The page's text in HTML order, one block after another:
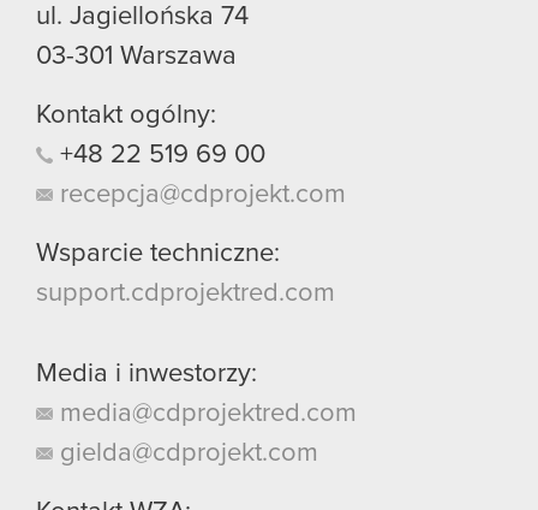
ul. Jagiellońska 74
03-301 Warszawa
Kontakt ogólny:
+48 22 519 69 00
recepcja@cdprojekt.com
Wsparcie techniczne:
support.cdprojektred.com
Media i inwestorzy:
media@cdprojektred.com
gielda@cdprojekt.com